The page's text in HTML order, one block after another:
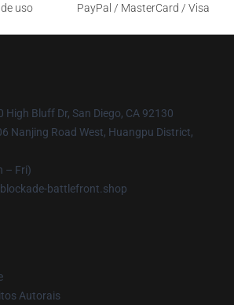
uso
PayPal / MasterCard / Visa
High Bluff Dr, San Diego, CA 92130
Nanjing Road West, Huangpu District,
– Fri)
battlefront.shop
Autorais